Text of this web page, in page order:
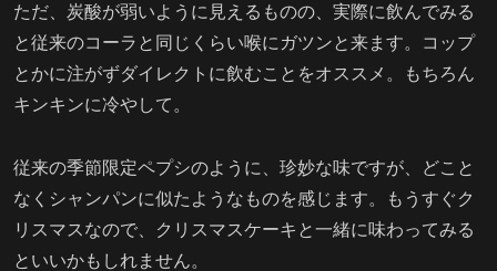
ただ、炭酸が弱いように見えるものの、実際に飲んでみる
と従来のコーラと同じくらい喉にガツンと来ます。コップ
とかに注がずダイレクトに飲むことをオススメ。もちろん
キンキンに冷やして。
従来の季節限定ペプシのように、珍妙な味ですが、どこと
なくシャンパンに似たようなものを感じます。もうすぐク
リスマスなので、クリスマスケーキと一緒に味わってみる
といいかもしれません。